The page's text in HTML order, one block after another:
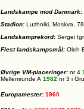
Landskampe mod Danmark:
Stadion: Luzhniki, Moskva,
Landskamprekord: Sergei
Flest landskampsmål: Oleh
Øvrige VM-placeringer: nr 4
Mellemrunde A 1982 nr 3 i
Europamester: 1960